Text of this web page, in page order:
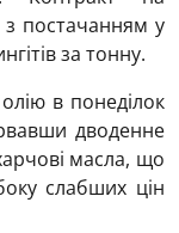
з постачанням у
за тонну.
в понеділок
дводенне
масла, що
слабших цін